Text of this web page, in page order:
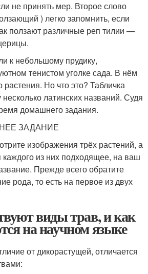
не принять мер. Второе слово
) легко запомнить, если
ползают различные реп тилии —
к небольшому прудику,
тенистом уголке сада. В нём
растения. Но что это? Табличка
латинских названий. Судя
домашнего задания.
ЗАДАНИЕ
изображения трёх растений, а
из них подходящее, на ваш
Прежде всего обратите
рода, то есть на первое из двух
виды трав, и как
на научном языке
от дикорастущей, отличается